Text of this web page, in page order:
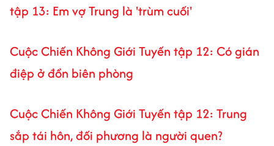
tập 13: Em vợ Trung là 'trùm cuối'
Cuộc Chiến Không Giới Tuyến tập 12: Có gián
điệp ở đồn biên phòng
Cuộc Chiến Không Giới Tuyến tập 12: Trung
sắp tái hôn, đối phương là người quen?